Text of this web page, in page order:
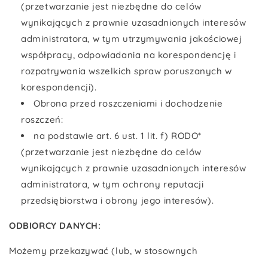
(przetwarzanie jest niezbędne do celów
wynikających z prawnie uzasadnionych interesów
administratora, w tym utrzymywania jakościowej
współpracy, odpowiadania na korespondencję i
rozpatrywania wszelkich spraw poruszanych w
korespondencji).
Obrona przed roszczeniami i dochodzenie
roszczeń:
na podstawie art. 6 ust. 1 lit. f) RODO*
(przetwarzanie jest niezbędne do celów
wynikających z prawnie uzasadnionych interesów
administratora, w tym ochrony reputacji
przedsiębiorstwa i obrony jego interesów).
ODBIORCY DANYCH:
Możemy przekazywać (lub, w stosownych